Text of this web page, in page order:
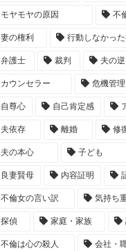
モヤモヤの原因 不
妻の権利 行動しなかっ
弁護士 裁判 夫の
カウンセラー 危機管理
自尊心 自己肯定感
夫依存 離婚 修
夫の本心 子ども
良妻賢母 内容証明
不倫女の言い訳 気持ち
探偵 家庭・家族
不倫は心の殺人 会社・